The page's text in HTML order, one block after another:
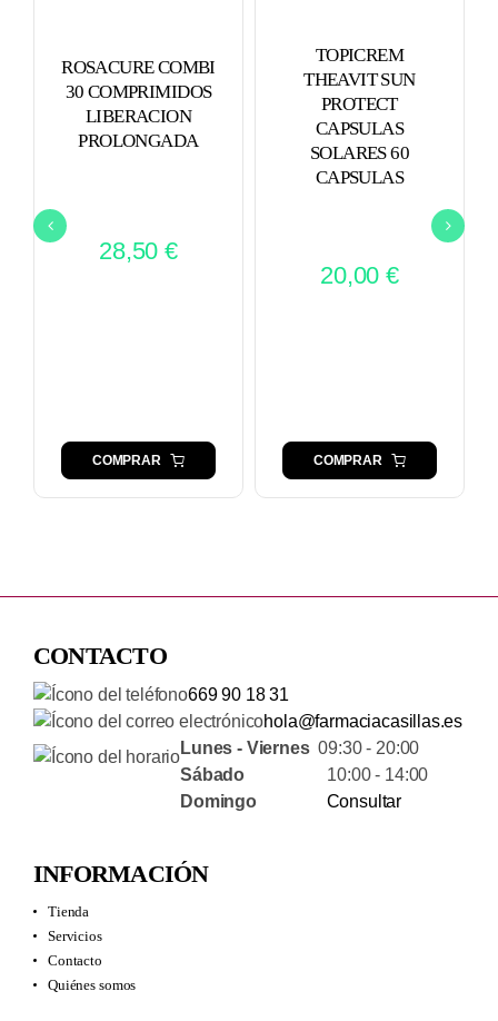
ROSACURE COMBI
30 COMPRIMIDOS
LIBERACION
PROLONGADA
28,50 €
COMPRAR
TOPICREM
THEAVIT SUN
PROTECT
CAPSULAS
SOLARES 60
CAPSULAS
20,00 €
COMPRAR
CONTACTO
669 90 18 31
hola@farmaciacasillas.es
Lunes - Viernes09:30 - 20:00
Sábado 10:00 - 14:00
Domingo
Consultar
INFORMACIÓN
Tienda
Servicios
Contacto
Quiénes somos